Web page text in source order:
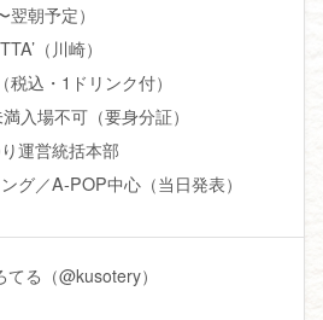
朝予定）
（川崎）
税込・1ドリンク付）
入場不可（要身分証）
運営統括本部
グ／A-POP中心（当日発表）
てる（@kusotery）